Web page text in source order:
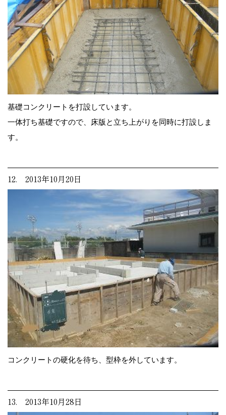
基礎コンクリートを打設しています。
一体打ち基礎ですので、床版と立ち上がりを同時に打設しま
す。
12. 2013年10月20日
コンクリートの硬化を待ち、型枠を外しています。
13. 2013年10月28日